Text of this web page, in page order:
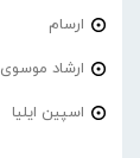
ارسام
ارشاد موسوی
اسپین ایلیا